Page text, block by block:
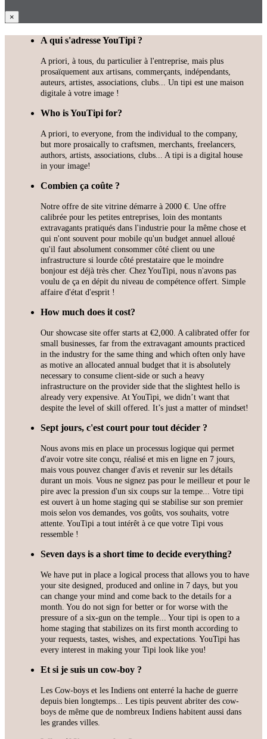
×
A qui s'adresse YouTipi ?
A priori, à tous, du particulier à l'entreprise, mais plus
prosaïquement aux artisans, commerçants, indépendants,
auteurs, artistes, associations, clubs... Un tipi est une maison
digitale à votre image !
Who is YouTipi for?
A priori, to everyone, from the individual to the company,
but more prosaically to craftsmen, merchants, freelancers,
authors, artists, associations, clubs... A tipi is a digital house
in your image!
Combien ça coûte ?
Notre offre de site vitrine démarre à 2000 €. Une offre
calibrée pour les petites entreprises, loin des montants
extravagants pratiqués dans l'industrie pour la même chose et
qui n'ont souvent pour mobile qu'un budget annuel alloué
qu'il faut absolument consommer côté client ou une
infrastructure si lourde côté prestataire que le moindre
bonjour est déjà très cher. Chez YouTipi, nous n'avons pas
voulu de ça en dépit du niveau de compétence offert. Simple
affaire d'état d'esprit !
How much does it cost?
Our showcase site offer starts at €2,000. A calibrated offer for
small businesses, far from the extravagant amounts practiced
in the industry for the same thing and which often only have
as motive an allocated annual budget that it is absolutely
necessary to consume client-side or such a heavy
infrastructure on the provider side that the slightest hello is
already very expensive. At YouTipi, we didn’t want that
despite the level of skill offered. It’s just a matter of mindset!
Sept jours, c'est court pour tout décider ?
Nous avons mis en place un processus logique qui permet
d'avoir votre site conçu, réalisé et mis en ligne en 7 jours,
mais vous pouvez changer d'avis et revenir sur les détails
durant un mois. Vous ne signez pas pour le meilleur et pour le
pire avec la pression d'un six coups sur la tempe... Votre tipi
est ouvert à un home staging qui se stabilise sur son premier
mois selon vos demandes, vos goûts, vos souhaits, votre
attente. YouTipi a tout intérêt à ce que votre Tipi vous
ressemble !
Seven days is a short time to decide everything?
We have put in place a logical process that allows you to have
your site designed, produced and online in 7 days, but you
can change your mind and come back to the details for a
month. You do not sign for better or for worse with the
pressure of a six-gun on the temple... Your tipi is open to a
home staging that stabilizes on its first month according to
your requests, tastes, wishes, and expectations. YouTipi has
every interest in making your Tipi look like you!
Et si je suis un cow-boy ?
Les Cow-boys et les Indiens ont enterré la hache de guerre
depuis bien longtemps... Les tipis peuvent abriter des cow-
boys de même que de nombreux Indiens habitent aussi dans
les grandes villes.